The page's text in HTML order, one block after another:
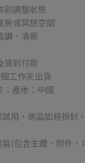
前調整狀態
房或冥想空間
調、清新
貨到付款
工作天出貨
產地：中國
用，商品如經拆封
(包含主體、附件、